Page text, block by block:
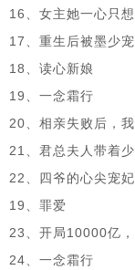
16、女主她一心只
17、重生后被墨少
18、读心新娘
19、一念霜行
20、相亲失败后，
21、君总夫人带着
22、四爷的心尖宠妃
19、罪爱
23、开局10000亿
24、一念霜行